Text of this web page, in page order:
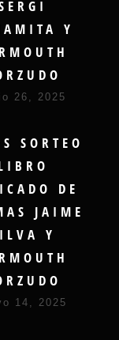
Y
26, 2025
SORTEO
DE
JAIME
Y
14, 2025